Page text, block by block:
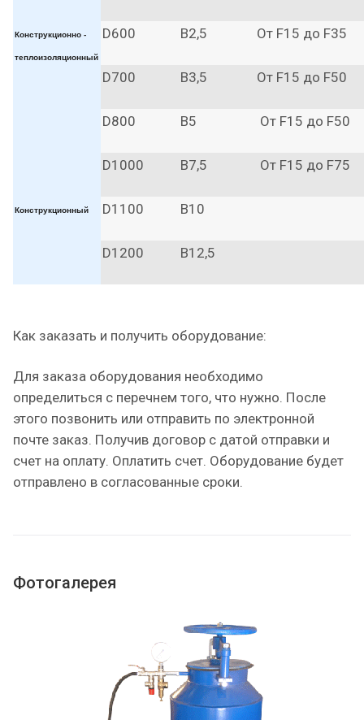
Конструкционно -
теплоизоляционный
D600 В2,5 От F15 до F35
D700 В3,5 От F15 до F50
D800 В5 От F15 до F50
D1000 В7,5 От F15 до F75
Конструкционный D1100 В10
D1200 В12,5
Как заказать и получить оборудование:
Для заказа оборудования необходимо
определиться с перечнем того, что нужно. После
этого позвонить или отправить по электронной
почте заказ. Получив договор с датой отправки и
счет на оплату. Оплатить счет. Оборудование будет
отправлено в согласованные сроки.
Фотогалерея